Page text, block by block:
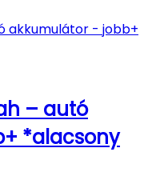
– autó
*alacsony